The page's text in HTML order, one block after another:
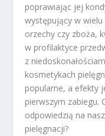
poprawiając jej
występujący w
orzechy czy zboża,
w profilaktyce
z
kosmetykach
popularne, a efekty
pierwszym zabiegu.
odpowiedzią na
pielęgnacji?